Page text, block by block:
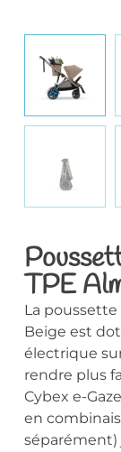
TPE
La poussette
Beige est
électrique
rendre plus
Cybex e-
en
séparément)